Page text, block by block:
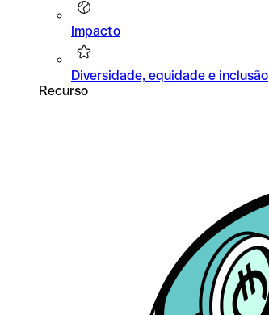
Impacto
Diversidade, equidade e inclusão
Recurso